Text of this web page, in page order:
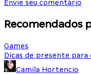
Envie seu comentário
Recomendados
Games
Dicas de presente para
Camila Hortencio